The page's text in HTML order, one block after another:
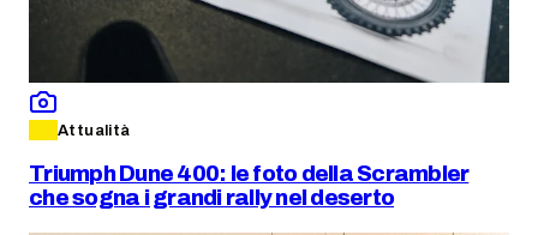
Attualità
Triumph Dune 400: le foto della Scrambler
che sogna i grandi rally nel deserto